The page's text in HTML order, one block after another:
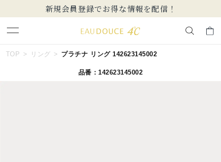
新規会員登録でお得な情報を配信！
キーワードで検索する
TOP リング プラチナ リング 142623145002
品番：142623145002